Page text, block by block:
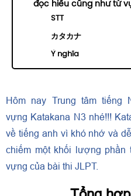
đọc hiểu cũng như từ
STT
カタカナ
Ý nghĩa
Hôm nay Trung tâm
vựng Katakana N3 nhé!!!
về tiếng anh vì khó nhớ và
chiếm một khối lượng
vựng của bài thi JLPT.